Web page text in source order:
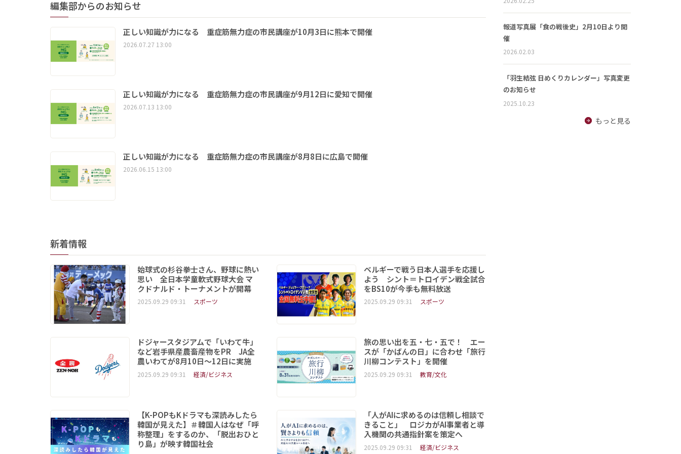
編集部からのお知らせ
正しい知識が力になる 重症筋無力症の市民講座が10月3日に熊本で開催
2026.07.27 13:00
正しい知識が力になる 重症筋無力症の市民講座が9月12日に愛知で開催
2026.07.13 13:00
正しい知識が力になる 重症筋無力症の市民講座が8月8日に広島で開催
2026.06.15 13:00
新着情報
始球式の杉谷拳士さん、野球に熱い
思い 全日本学童軟式野球大会 マ
クドナルド・トーナメントが開幕
2025.09.29 09:31 スポーツ
ベルギーで戦う日本人選手を応援し
よう シント＝トロイデン戦全試合
をBS10が今季も無料放送
2025.09.29 09:31 スポーツ
ドジャースタジアムで「いわて牛」
など岩手県産農畜産物をPR JA全
農いわてが8月10日～12日に実施
2025.09.29 09:31 経済/ビジネス
旅の思い出を五・七・五で！ エー
スが「かばんの日」に合わせ「旅行
川柳コンテスト」を開催
2025.09.29 09:31 教育/文化
【K-POPもKドラマも深読みしたら
韓国が見えた】＃韓国人はなぜ「呼
称整理」をするのか、「脱出おひと
り島」が映す韓国社会
「人がAIに求めるのは信頼し相談で
きること」 ロジカがAI事業者と導
入機関の共通指針案を策定へ
2025.09.29 09:31 経済/ビジネス
報道写真展「食の戦後史」2月10日より開
催
2026.02.03
「羽生結弦 日めくりカレンダー」写真変更
のお知らせ
2025.10.23
もっと見る